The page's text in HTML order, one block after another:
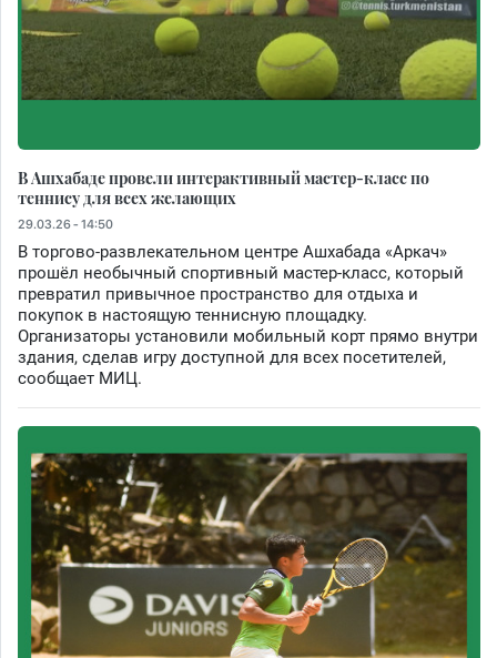
В Ашхабаде провели интерактивный мастер-класс по
теннису для всех желающих
29.03.26 - 14:50
В торгово-развлекательном центре Ашхабада «Аркач»
прошёл необычный спортивный мастер-класс, который
превратил привычное пространство для отдыха и
покупок в настоящую теннисную площадку.
Организаторы установили мобильный корт прямо внутри
здания, сделав игру доступной для всех посетителей,
сообщает МИЦ.